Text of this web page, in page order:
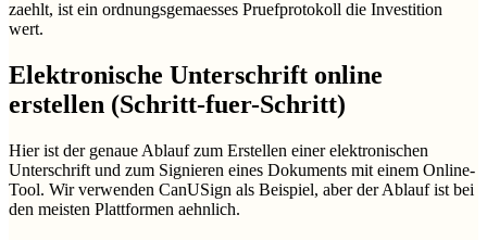
zaehlt, ist ein ordnungsgemaesses Pruefprotokoll die Investition
wert.
Elektronische Unterschrift online
erstellen (Schritt-fuer-Schritt)
Hier ist der genaue Ablauf zum Erstellen einer elektronischen
Unterschrift und zum Signieren eines Dokuments mit einem Online-
Tool. Wir verwenden CanUSign als Beispiel, aber der Ablauf ist bei
den meisten Plattformen aehnlich.